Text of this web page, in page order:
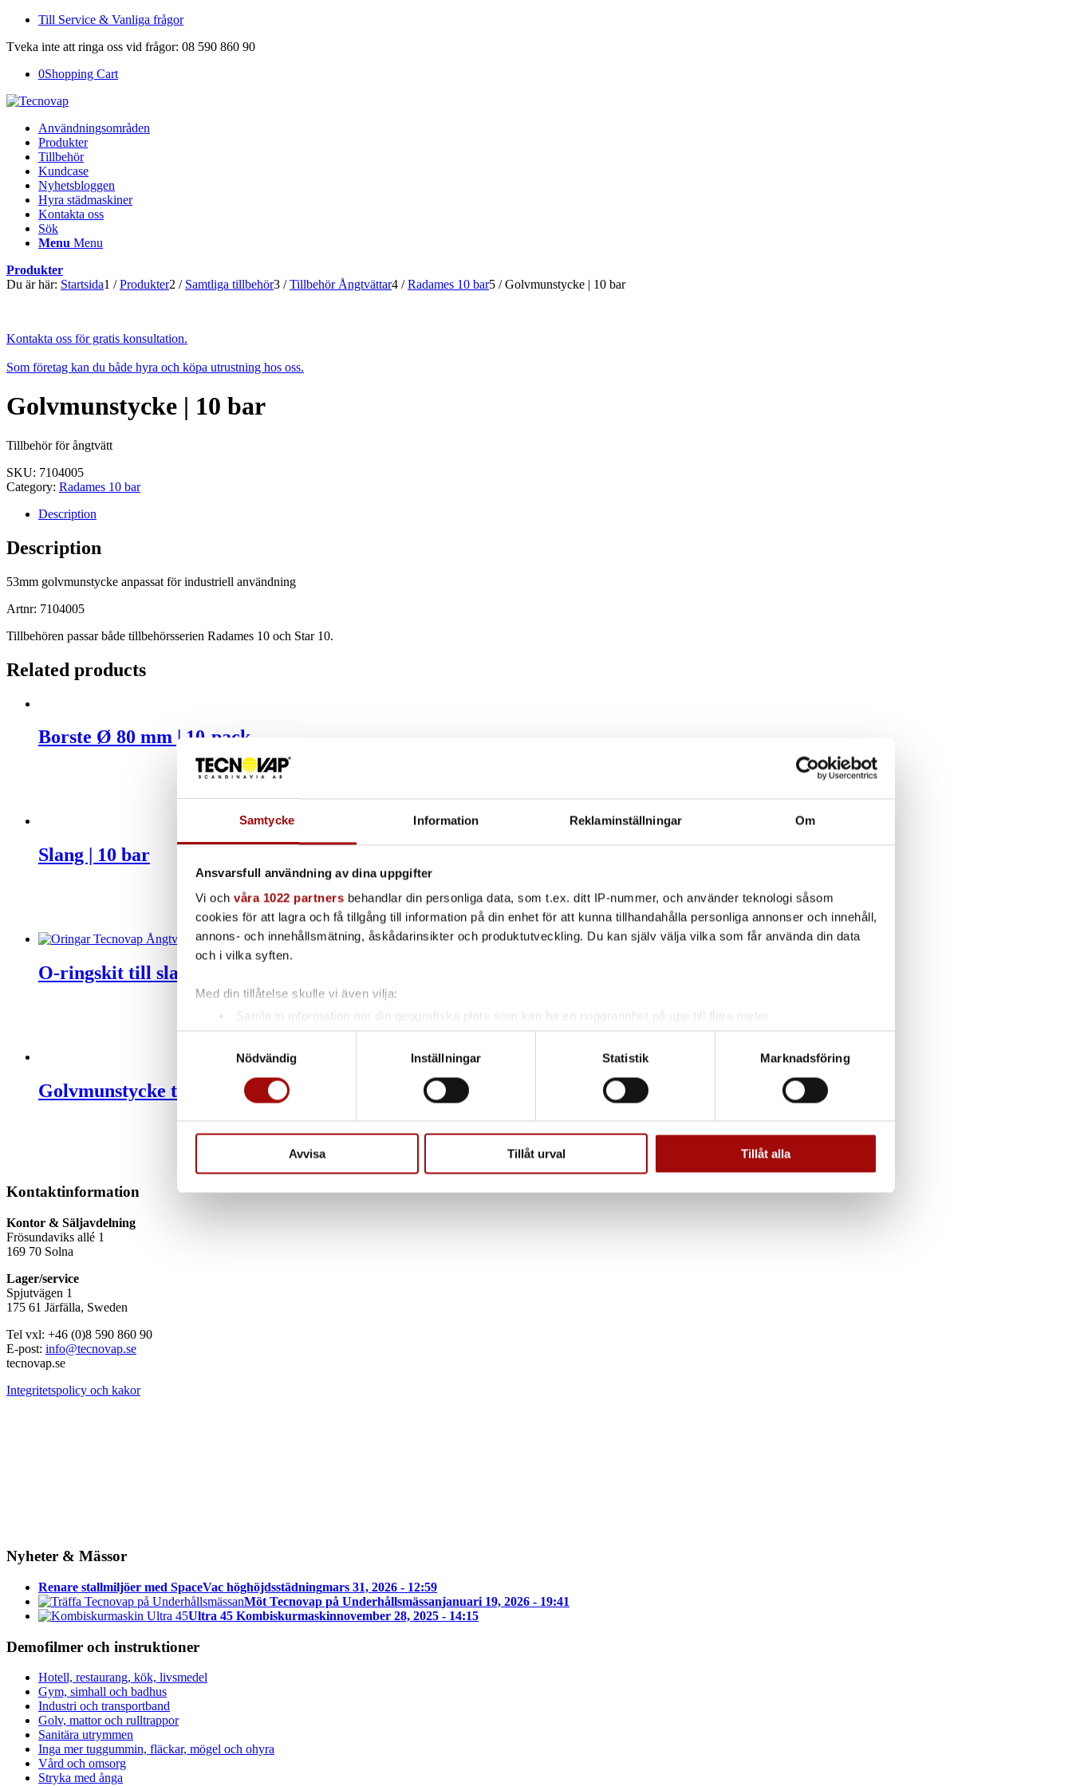
Samtycke Information Reklaminställningar Om
Ansvarsfull användning av dina uppgifter
Vi och våra 1022 partners behandlar din personliga data, som t.ex. ditt IP-nummer, och använder teknologi såsom
cookies för att lagra och få tillgång till information på din enhet för att kunna tillhandahålla personliga annonser och innehåll,
annons- och innehållsmätning, åskådarinsikter och produktutveckling. Du kan själv välja vilka som får använda din data
och i vilka syften.
Med din tillåtelse skulle vi även vilja:
Samla in information om din geografiska plats som kan ha en noggrannhet på upp till flera meter
Identifiera din enhet genom att aktivt skanna den för specifika kännetecken (fingeravtryck)
Ta reda på mer om hur dina personliga uppgifter behandlas och ställ in dina preferenser i
detaljsektionen. Du kan ändra
eller dra tillbaka ditt samtycke när som helst från cookie-förklaringen.
sociala medier och analysera vår trafik. Vi vidarebefordrar även sådana identifierare och annan information från din enhet
till de sociala medier och annons- och analysföretag som vi samarbetar med. Dessa kan i sin tur kombinera informationen
med annan information som du har tillhandahållit eller som de har samlat in när du har använt deras tjänster.
Nödvändig
Inställningar Statistik Marknadsföring
Avvisa Tillåt urval Tillåt alla
Till Service & Vanliga frågor
Tveka inte att ringa oss vid frågor: 08 590 860 90
0Shopping Cart
Användningsområden
Produkter
Tillbehör
Kundcase
Nyhetsbloggen
Hyra städmaskiner
Kontakta oss
Sök
Menu Menu
Produkter
Du är här: Startsida1 / Produkter2 / Samtliga tillbehör3 / Tillbehör Ångtvättar4 / Radames 10 bar5 / Golvmunstycke | 10 bar
Kontakta oss för gratis konsultation.
Som företag kan du både hyra och köpa utrustning hos oss.
Golvmunstycke | 10 bar
Tillbehör för ångtvätt
SKU: 7104005
Category: Radames 10 bar
Description
Description
53mm golvmunstycke anpassat för industriell användning
Artnr: 7104005
Tillbehören passar både tillbehörsserien Radames 10 och Star 10.
Related products
Borste Ø 80 mm | 10-pack
Slang | 10 bar
O-ringskit till slang ”Radames 10Bar”
Golvmunstycke till frysrum 375 mm med 3 insatser
375 mm
Kontaktinformation
Kontor & Säljavdelning
Frösundaviks allé 1
169 70 Solna
Lager/service
Spjutvägen 1
175 61 Järfälla, Sweden
Tel vxl: +46 (0)8 590 860 90
E-post: info@tecnovap.se
tecnovap.se
Integritetspolicy och kakor
Nyheter & Mässor
Renare stallmiljöer med SpaceVac höghöjdsstädningmars 31, 2026 - 12:59
Möt Tecnovap på Underhållsmässanjanuari 19, 2026 - 19:41
Ultra 45 Kombiskurmaskinnovember 28, 2025 - 14:15
Demofilmer och instruktioner
Hotell, restaurang, kök, livsmedel
Gym, simhall och badhus
Industri och transportband
Golv, mattor och rulltrappor
Sanitära utrymmen
Inga mer tuggummin, fläckar, mögel och ohyra
Vård och omsorg
Stryka med ånga